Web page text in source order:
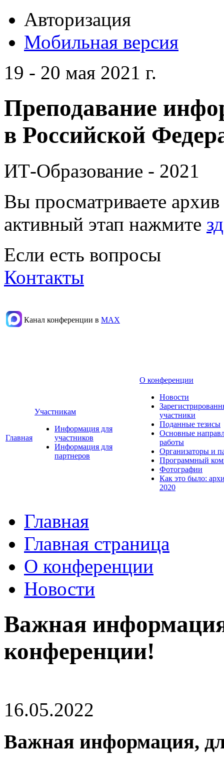
Авторизация
Мобильная версия
19 - 20 мая 2021 г.
Преподавание
в Российской
ИТ-Образование - 2021
Вы просматриваете
активный этап нажмите
Если есть вопросы
Контакты
Канал конференции в МАХ
Главная
Участникам
Информация для
участников
Информация для
партнеров
О конференции
Новости
участники
Поданные тезисы
Основные
работы
Организаторы и
Программный
Фотографии
Как это было:
2020
Главная
Главная страница
О конференции
Новости
Важная
конференции!
16.05.2022
Важная информация,